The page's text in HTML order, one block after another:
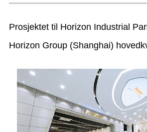
Prosjektet til Horizon Industrial
Horizon Group (Shanghai)